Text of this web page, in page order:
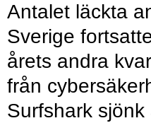
Antalet läckta
Sverige
årets andra
från
Surfshark